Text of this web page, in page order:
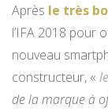
Après le très
l’IFA 2018 pour
nouveau
constructeur, « le
de la marque à